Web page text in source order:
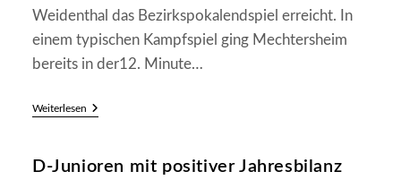
Weidenthal das Bezirkspokalendspiel erreicht. In
einem typischen Kampfspiel ging Mechtersheim
bereits in der12. Minute…
WeiterlesenFC
TuS
D-Junioren mit positiver Jahresbilanz